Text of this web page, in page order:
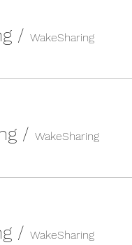
/ WakeSharing
/ WakeSharing
/ WakeSharing